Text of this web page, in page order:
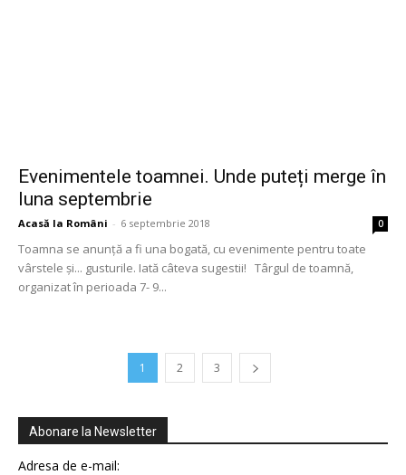
Evenimentele toamnei. Unde puteți merge în
luna septembrie
Acasă la Români - 6 septembrie 2018 0
Toamna se anunță a fi una bogată, cu evenimente pentru toate
vârstele și... gusturile. Iată câteva sugestii! Târgul de toamnă,
organizat în perioada 7- 9...
1 2 3
Abonare la Newsletter
Adresa de e-mail: